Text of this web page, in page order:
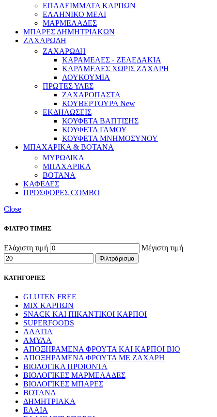
ΕΠΑΛΕΙΜΜΑΤΑ ΚΑΡΠΩΝ
ΕΛΛΗΝΙΚΟ ΜΕΛΙ
ΜΑΡΜΕΛΑΔΕΣ
ΜΠΑΡΕΣ ΔΗΜΗΤΡΙΑΚΩΝ
ΖΑΧΑΡΩΔΗ
ΖΑΧΑΡΩΔΗ
ΚΑΡΑΜΕΛΕΣ - ΖΕΛΕΔΑΚΙΑ
ΚΑΡΑΜΕΛΕΣ ΧΩΡΙΣ ΖΑΧΑΡΗ
ΛΟΥΚΟΥΜΙΑ
ΠΡΩΤΕΣ ΥΛΕΣ
ΖΑΧΑΡΟΠΑΣΤΑ
ΚΟΥΒΕΡΤΟΥΡΑNew
ΕΚΔΗΛΩΣΕΙΣ
ΚΟΥΦΕΤΑ ΒΑΠΤΙΣΗΣ
ΚΟΥΦΕΤΑ ΓΑΜΟΥ
ΚΟΥΦΕΤΑ ΜΝΗΜΟΣΥΝΟΥ
ΜΠΑΧΑΡΙΚΑ & ΒΟΤΑΝΑ
ΜΥΡΩΔΙΚΑ
ΜΠΑΧΑΡΙΚΑ
ΒΟΤΑΝΑ
ΚΑΦΕΔΕΣ
ΠΡΟΣΦΟΡΕΣ COMBO
Close
ΦΙΛΤΡΟ ΤΙΜΗΣ
Ελάχιστη τιμή Μέγιστη τιμή
Φιλτράρισμα
ΚΑΤΗΓΟΡΙΕΣ
GLUTEN FREE
MIX ΚΑΡΠΩΝ
SNACK ΚΑΙ ΠΙΚΑΝΤΙΚΟΙ ΚΑΡΠΟΙ
SUPERFOODS
ΑΛΑΤΙΑ
ΑΜΥΛΑ
ΑΠΟΞΗΡΑΜΕΝΑ ΦΡΟΥΤΑ ΚΑΙ ΚΑΡΠΟΙ ΒΙΟ
ΑΠΟΞΗΡΑΜΕΝΑ ΦΡΟΥΤΑ ΜΕ ΖΑΧΑΡΗ
ΒΙΟΛΟΓΙΚΑ ΠΡΟΙΟΝΤΑ
ΒΙΟΛΟΓΙΚΕΣ ΜΑΡΜΕΛΑΔΕΣ
ΒΙΟΛΟΓΙΚΕΣ ΜΠΑΡΕΣ
ΒΟΤΑΝΑ
ΔΗΜΗΤΡΙΑΚΑ
ΕΛΑΙΑ